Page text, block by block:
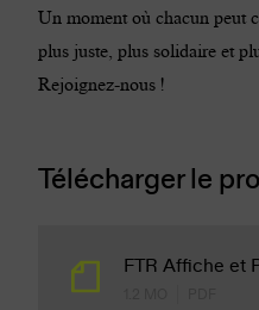
Un moment où chacun peut
plus juste, plus solidaire et
Rejoignez-nous !
Télécharger le
FTR Affiche et